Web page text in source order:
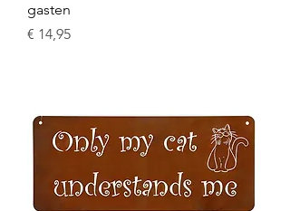
gasten
Prijs
€ 14,95